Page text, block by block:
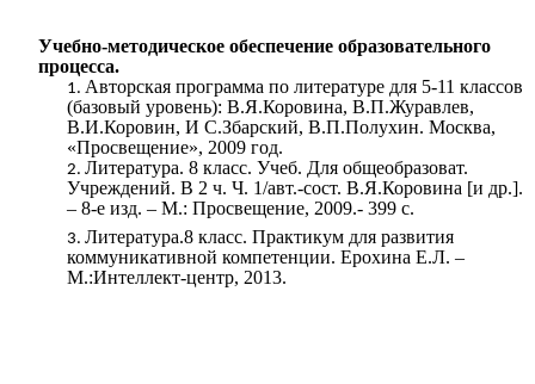
Учебно-методическое обеспечение образовательного
процесса.
Авторская программа по литературе для 5-11 классов
(базовый уровень): В.Я.Коровина, В.П.Журавлев,
В.И.Коровин, И С.Збарский, В.П.Полухин. Москва,
«Просвещение», 2009 год.
Литература. 8 класс. Учеб. Для общеобразоват.
Учреждений. В 2 ч. Ч. 1/авт.-сост. В.Я.Коровина [и др.].
– 8-е изд. – М.: Просвещение, 2009.- 399 с.
Литература.8 класс. Практикум для развития
коммуникативной компетенции. Ерохина Е.Л. –
М.:Интеллект-центр, 2013.